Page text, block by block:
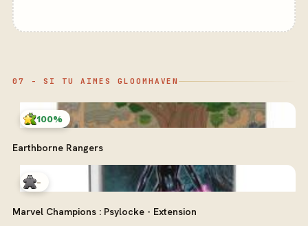
07 - SI TU AIMES GLOOMHAVEN
100%
Earthborne Rangers
-
Marvel Champions : Psylocke - Extension